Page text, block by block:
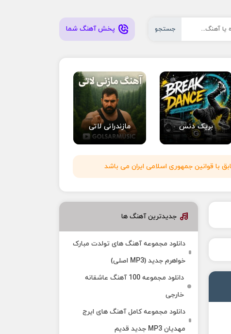
جستجو پخش آهنگ شما
بریک دنس مازندرانی لاتی
با قوانین جمهوری اسلامی ایران می باشد
جدیدترین آهنگ ها
دانلود مجموعه آهنگ های تولدت مبارک
خواهرم جدید (MP3 اصلی)
دانلود مجموعه 100 آهنگ عاشقانه
خارجی
دانلود مجموعه کامل آهنگ های ایرج
مهدیان MP3 جدید قدیم